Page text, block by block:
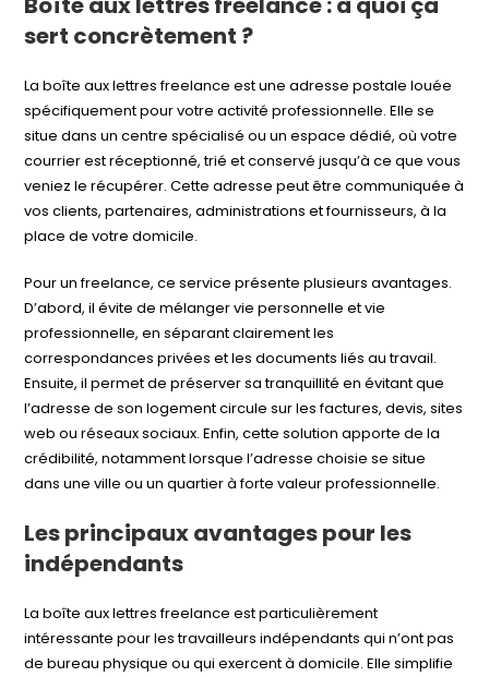
sert concrètement ?
La boîte aux lettres freelance est une adresse postale louée
spécifiquement pour votre activité professionnelle. Elle se
situe dans un centre spécialisé ou un espace dédié, où votre
courrier est réceptionné, trié et conservé jusqu’à ce que vous
veniez le récupérer. Cette adresse peut être communiquée à
vos clients, partenaires, administrations et fournisseurs, à la
place de votre domicile.
Pour un freelance, ce service présente plusieurs avantages.
D’abord, il évite de mélanger vie personnelle et vie
professionnelle, en séparant clairement les
correspondances privées et les documents liés au travail.
Ensuite, il permet de préserver sa tranquillité en évitant que
l’adresse de son logement circule sur les factures, devis, sites
web ou réseaux sociaux. Enfin, cette solution apporte de la
crédibilité, notamment lorsque l’adresse choisie se situe
dans une ville ou un quartier à forte valeur professionnelle.
Les principaux avantages pour les
indépendants
La boîte aux lettres freelance est particulièrement
intéressante pour les travailleurs indépendants qui n’ont pas
de bureau physique ou qui exercent à domicile. Elle simplifie